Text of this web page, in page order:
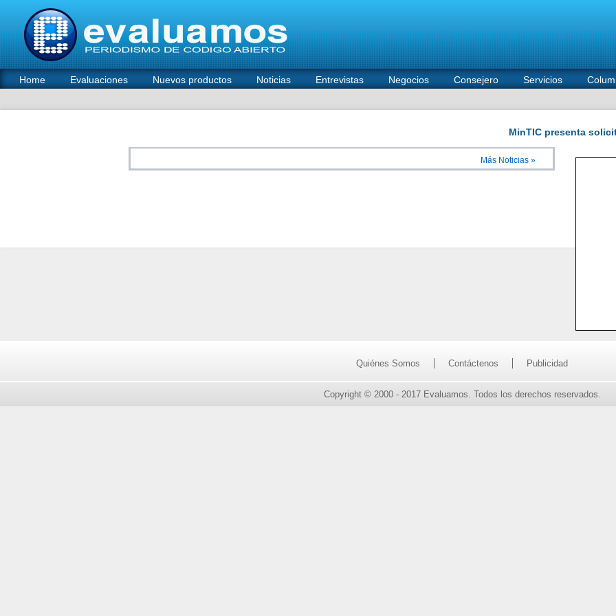
Home Evaluaciones Nuevos productos Noticias Entrevistas Negocios Consejero Servicios
Más Noticias »
Quiénes Somos Contáctenos Publicidad
Copyright © 2000 - 2017 Evaluamos. Todos los derechos reservados.